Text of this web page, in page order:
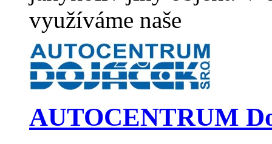
využíváme naše
AUTOCENTRUM